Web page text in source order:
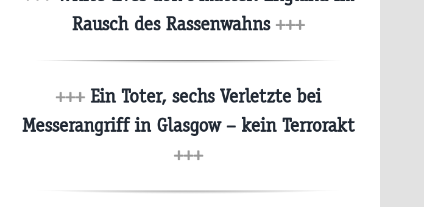
Rausch des Rassenwahns +++
+++Ein Toter, sechs Verletzte bei
Messerangriff in Glasgow – kein Terrorakt
+++